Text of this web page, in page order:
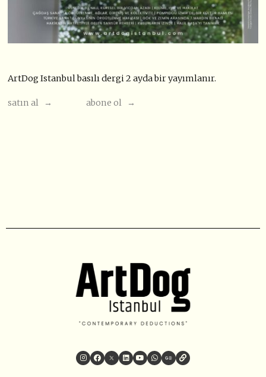
ArtDog Istanbul basılı dergi 2 ayda bir yayımlanır.
satın al → abone ol →